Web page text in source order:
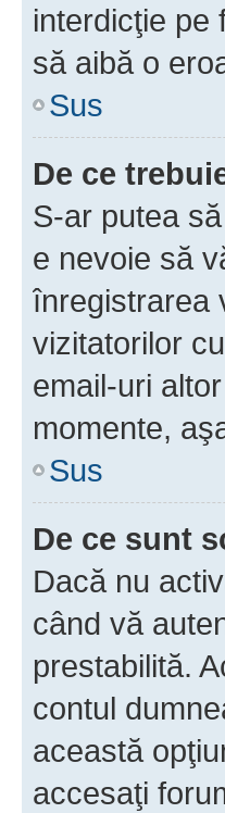
interdicţie pe
să aibă o
Sus
De ce
S-ar putea
e nevoie să
înregistrarea
vizitatorilor
email-uri
momente,
Sus
De ce sunt
Dacă nu
când vă
prestabilită.
contul
această
accesaţi